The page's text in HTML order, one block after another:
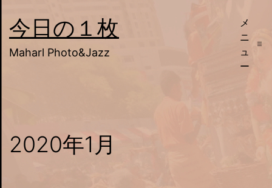
ン
テ
キ
今日の１枚
Maharl Photo&Jazz
メ
ニ
ュ
ー
2020年1月